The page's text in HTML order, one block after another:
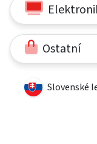
Ostatní
Slovenské